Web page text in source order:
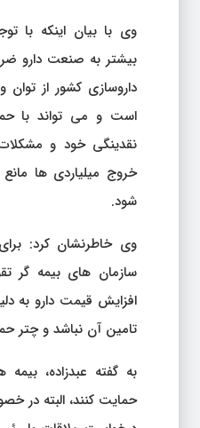
وی با بیان اینکه با
بیشتر به صنعت دارو
داروسازی کشور از توان
است و می تواند با
نقدینگی خود و مشکلات
خروج میلیاردی ها
شود.
وی خاطرنشان کرد:
سازمان های بیمه گر
افزایش قیمت دارو به
تامین آن نباشد و چتر
به گفته عبدزاده، بیمه
حمایت کنند، البته